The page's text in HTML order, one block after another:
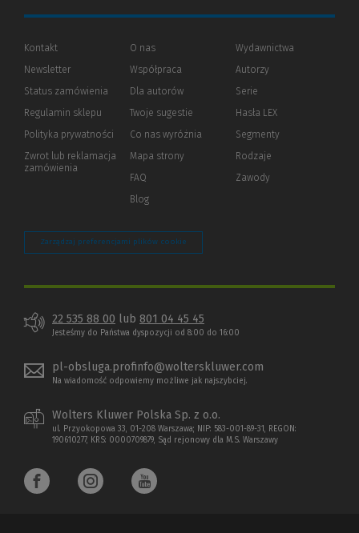
Kontakt
Newsletter
Status zamówienia
Regulamin sklepu
Polityka prywatności (Nowe
(Link
innej
Zwrot lub reklamacja
zamówienia
O nas
Współpraca
Dla autorów(Nowe
(Link
innej
Twoje sugestie
Co nas wyróżnia
Mapa strony
FAQ
Blog
Wydawnictwa
Autorzy
Serie
Hasła LEX
Segmenty
Rodzaje
Zawody
Zarządzaj preferencjami plików cookie
22 535 88 00 lub 801 04 45 45
Jesteśmy do Państwa dyspozycji od 8:00 do 16:00
pl-obsluga.profinfo@wolterskluwer.com
Na wiadomość odpowiemy możliwe jak najszybciej.
Wolters Kluwer Polska Sp. z o.o.
ul. Przyokopowa 33, 01-208 Warszawa; NIP: 583-001-89-31, REGON:
190610277, KRS: 0000709879, Sąd rejonowy dla M.S. Warszawy